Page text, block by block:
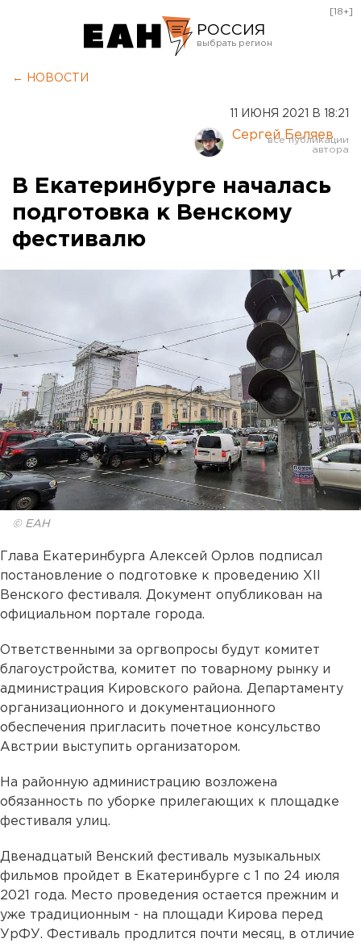
РОССИЯ
Курган
Оренбург
[18+]
← НОВОСТИ
11 ИЮНЯ 2021 В 18:21
Сергей Беляев
В Екатеринбурге началась
подготовка к Венскому
фестивалю
© ЕАН
Глава Екатеринбурга Алексей Орлов подписал
постановление о подготовке к проведению XII
Венского фестиваля. Документ опубликован на
официальном портале города.
Ответственными за оргвопросы будут комитет
благоустройства, комитет по товарному рынку и
администрация Кировского района. Департаменту
организационного и документационного
обеспечения пригласить почетное консульство
Австрии выступить организатором.
На районную администрацию возложена
обязанность по уборке прилегающих к площадке
фестиваля улиц.
Двенадцатый Венский фестиваль музыкальных
фильмов пройдет в Екатеринбурге с 1 по 24 июля
2021 года. Место проведения остается прежним и
уже традиционным - на площади Кирова перед
УрФУ. Фестиваль продлится почти месяц, в отличие